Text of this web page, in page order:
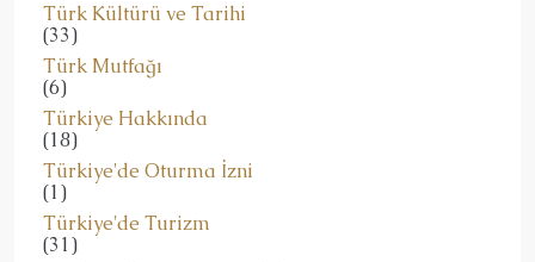
Türk Kültürü ve Tarihi
(33)
Türk Mutfağı
(6)
Türkiye Hakkında
(18)
Türkiye'de Oturma İzni
(1)
Türkiye'de Turizm
(31)